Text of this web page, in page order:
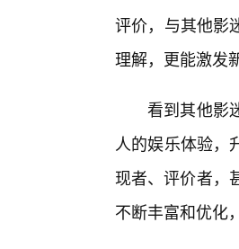
评价，与其他影
理解，更能激发
看到其他影
人的娱乐体验，
现者、评价者，
不断丰富和优化